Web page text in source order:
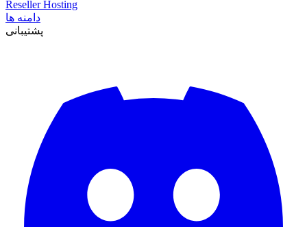
Reseller Hosting
دامنه ها
پشتیبانی